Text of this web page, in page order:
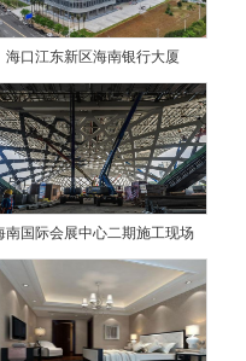
海口江东新区海南银行大厦
南国际会展中心二期施工现场